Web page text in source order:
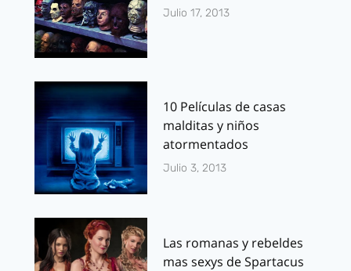
Julio 17, 2013
10 Películas de casas
malditas y niños
atormentados
Julio 3, 2013
Las romanas y rebeldes
mas sexys de Spartacus